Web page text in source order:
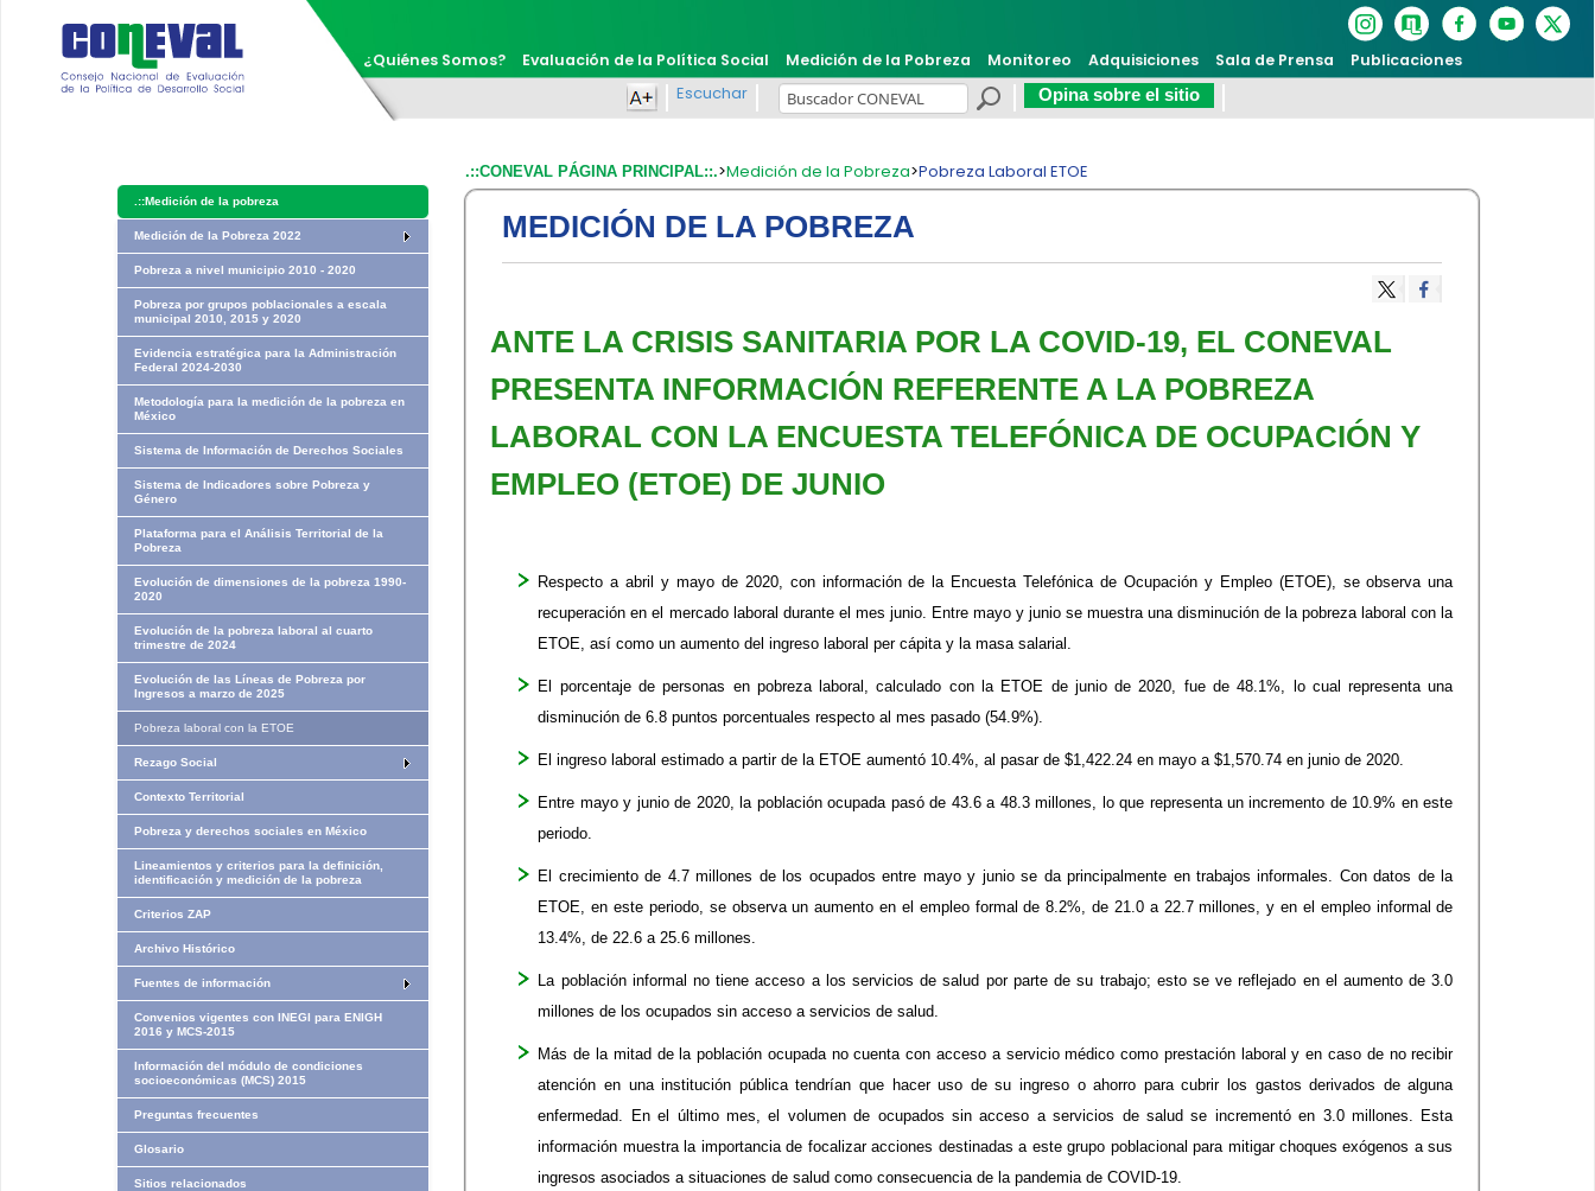
¿Quiénes Somos? Evaluación de la Política Social Medición de la Pobreza Monitoreo Adquisiciones Sala de Prensa Publicaciones
Escuchar Opina sobre el sitio
.::Medición de la pobreza
Medición de la Pobreza 2022
Pobreza a nivel municipio 2010 - 2020
Pobreza por grupos poblacionales a escala
municipal 2010, 2015 y 2020
Evidencia estratégica para la Administración
Federal 2024-2030
Metodología para la medición de la pobreza en
México
Sistema de Información de Derechos Sociales
Sistema de Indicadores sobre Pobreza y
Género
Plataforma para el Análisis Territorial de la
Pobreza
Evolución de dimensiones de la pobreza 1990-
2020
Evolución de la pobreza laboral al cuarto
trimestre de 2024
Evolución de las Líneas de Pobreza por
Ingresos​​ a marzo de 2025
Pobreza laboral con la ETOE
Rezago Social
Contexto Territorial
Pobreza y derechos sociales en México
Lineamientos y criterios para la definición,
identificación y medición de la pobreza
Criterios ZAP
Archivo Histórico
Fuentes de información
Convenios vigentes con INEGI para ENIGH
2016 y MCS-2015
Información del módulo de condiciones
socioeconómicas (MCS) 2015
Preguntas frecuentes
Glosario
Sitios relacionados
.::CONEVAL PÁGINA PRINCIPAL::.>Medición de la Pobreza>Pobreza Laboral ETOE
MEDICIÓN DE LA POBREZA
ANTE LA CRISIS SANITARIA POR LA COVID-19, EL CONEVAL
PRESENTA INFORMACIÓN REFERENTE A LA POBREZA
LABORAL CON LA ENCUESTA TELEFÓNICA DE OCUPACIÓN Y
EMPLEO (ETOE) DE JUNIO
Respecto a abril y mayo de 2020, con información de la Encuesta Telefónica de Ocupación y Empleo (ETOE), se observa una
recuperación en el mercado laboral durante el mes junio. Entre mayo y junio se muestra una disminución de la pobreza laboral con la
ETOE, así como un aumento del ingreso laboral per cápita y la masa salarial.
El porcentaje de personas en pobreza laboral, calculado con la ETOE de junio de 2020, fue de 48.1%, lo cual representa una
disminución de 6.8 puntos porcentuales respecto al mes pasado (54.9%).
El ingreso laboral estimado a partir de la ETOE aumentó 10.4%, al pasar de $1,422.24 en mayo a $1,570.74 en junio de 2020.
Entre mayo y junio de 2020, la población ocupada pasó de 43.6 a 48.3 millones, lo que representa un incremento de 10.9% en este
periodo.
El crecimiento de 4.7 millones de los ocupados entre mayo y junio se da principalmente en trabajos informales. Con datos de la
ETOE, en este periodo, se observa un aumento en el empleo formal de 8.2%, de 21.0 a 22.7 millones, y en el empleo informal de
13.4%, de 22.6 a 25.6 millones.
La población informal no tiene acceso a los servicios de salud por parte de su trabajo; esto se ve reflejado en el aumento de 3.0
millones de los ocupados sin acceso a servicios de salud.
Más de la mitad de la población ocupada no cuenta con acceso a servicio médico como prestación laboral y en caso de no recibir
atención en una institución pública tendrían que hacer uso de su ingreso o ahorro para cubrir los gastos derivados de alguna
enfermedad. En el último mes, el volumen de ocupados sin acceso a servicios de salud se incrementó en 3.0 millones. Esta
información muestra la importancia de focalizar acciones destinadas a este grupo poblacional para mitigar choques exógenos a sus
ingresos asociados a situaciones de salud como consecuencia de la pandemia de COVID-19.